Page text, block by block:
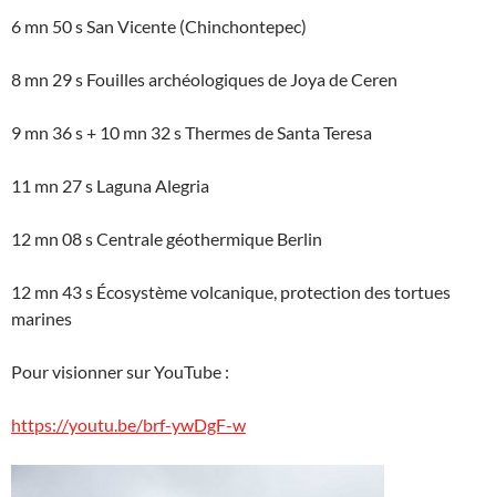
6 mn 50 s San Vicente (Chinchontepec)
8 mn 29 s Fouilles archéologiques de Joya de Ceren
9 mn 36 s + 10 mn 32 s Thermes de Santa Teresa
11 mn 27 s Laguna Alegria
12 mn 08 s Centrale géothermique Berlin
12 mn 43 s Écosystème volcanique, protection des tortues
marines
Pour visionner sur YouTube :
https://youtu.be/brf-ywDgF-w